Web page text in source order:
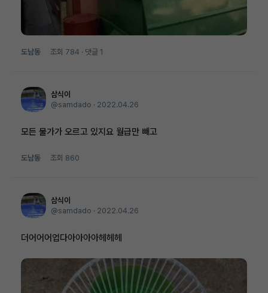
도남동 조회 784 · 댓글 1
삼식이
@samdado · 2022.04.26
모든 물가가 오르고 있지요 월급만 빼고
도남동 조회 860
삼식이
@samdado · 2022.04.26
더어어어업다아아아아헤헤헤